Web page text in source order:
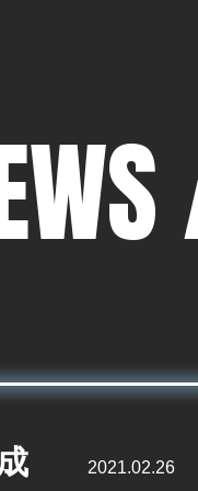
2021.02.26